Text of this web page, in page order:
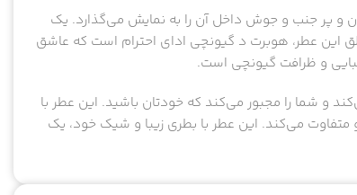
و پر جنب و جوش داخل آن را به نمایش می‌گذارد. یک
این عطر، هوبرت د گیونچی ادای احترام است که عاشق
و ظرافت گیونچی است.
و شما را مجبور می‌کند که خودتان باشید. این عطر با
متفاوت می‌کند. این عطر با بطری زیبا و شیک خود، یک